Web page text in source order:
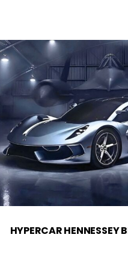
HYPERCAR HENNESSEY